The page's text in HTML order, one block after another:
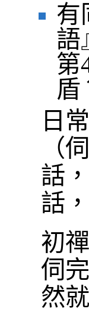
有
語
第
盾
日
（
話
話
初
伺
然